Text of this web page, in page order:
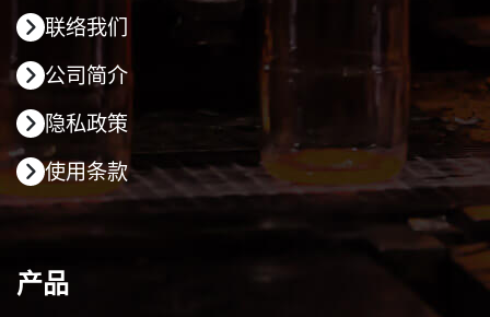
联络我们
公司简介
隐私政策
使用条款
产品